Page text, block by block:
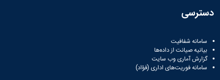
دسترسی
سامانه شفافیت
بیانیه صیانت از داده‌ها
گزارش آماری وب‌ سایت
سامانه فوریت‌های اداری (فؤاد)